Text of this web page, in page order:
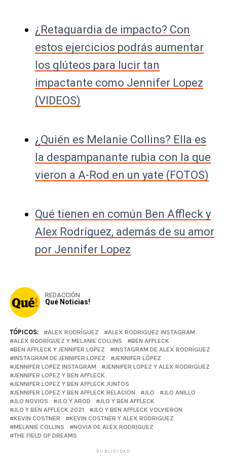
¿Retaguardia de impacto? Con
estos ejercicios podrás aumentar
los glúteos para lucir tan
impactante como Jennifer Lopez
(VIDEOS)
¿Quién es Melanie Collins? Ella es
la despampanante rubia con la que
vieron a A-Rod en un yate (FOTOS)
Qué tienen en común Ben Affleck y
Alex Rodríguez, además de su amor
por Jennifer Lopez
REDACCIÓN
Qué Noticias!
TÓPICOS: ALEX RODRÍGUEZ
ALEX RODRIGUEZ INSTAGRAM
ALEX RODRÍGUEZ Y MELANIE COLLINS
BEN AFFLECK
BEN AFFLECK Y JENNIFER LOPEZ
INSTAGRAM DE ALEX RODRÍGUEZ
INSTAGRAM DE JENNIFER LOPEZ
JENNIFER LÓPEZ
JENNIFER LOPEZ INSTAGRAM
JENNIFER LOPEZ Y ALEX RODRIGUEZ
JENNIFER LOPEZ Y BEN AFFLECK
JENNIFER LOPEZ Y BEN AFFLECK JUNTOS
JENNIFER LOPEZ Y BEN AFFLECK RELACION
JLO
JLO ANILLO
JLO NOVIOS
JLO Y AROD
JLO Y BEN AFFLECK
JLO Y BEN AFFLECK 2021
JLO Y BEN AFFLECK VOLVIERON
KEVIN COSTNER
KEVIN COSTNER Y ALEX RODRIGUEZ
MELANIE COLLINS
NOVIA DE ALEX RODRIGUEZ
THE FIELD OF DREAMS
PUBLICIDAD